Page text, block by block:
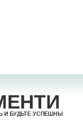
И БУДЬТЕ УСПЕШНЫ